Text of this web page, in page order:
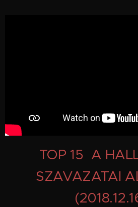
TOP 15 A
SZAVAZATAI